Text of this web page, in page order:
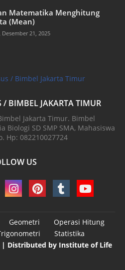
Matematika Menghitung
(Mean)
21, 2025
/ BIMBEL JAKARTA TIMUR
Jakarta Timur. Bimbel
Biologi SD SMP SMA, Mahasiswa
Hp: 082210027724
US
Geometri
Operasi Hitung
Statistika
| Distributed by Institute of Life